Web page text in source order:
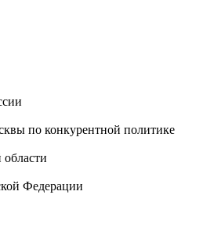
по конкурентной политике
области
Федерации